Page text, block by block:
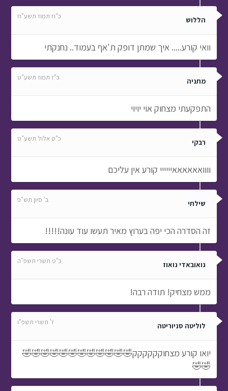
הללוש כ"ח תמוז תשע"ח
וואי קורע..... איך שמתן דופק ת'אף בעמוד.. נחנקתי
מתניה כ"ז תמוז תשע"ט
התפקעתי מצחוק אוי יויוי
רבקי כ"ט אלול תשע"ט
וווואאאאאאיייייי קורע אין עליכם
שילתי ב' סיון תש"פ
זה הסדרה הכי יפה בערוץ מאיר תעשו עוד עונה!!!!!
נואובאדי נואוז כ"ט תשרי תשפ"ה
ממש מצחיק! תודה רבה!
לוליטה סניוריטה ז' תשרי תשפ"ו
יואו קורע מצחוקקקקקק🤣🤣🤣🤣🤣🤣🤣🤣🤣🤣🤣🤣
🤣🤣